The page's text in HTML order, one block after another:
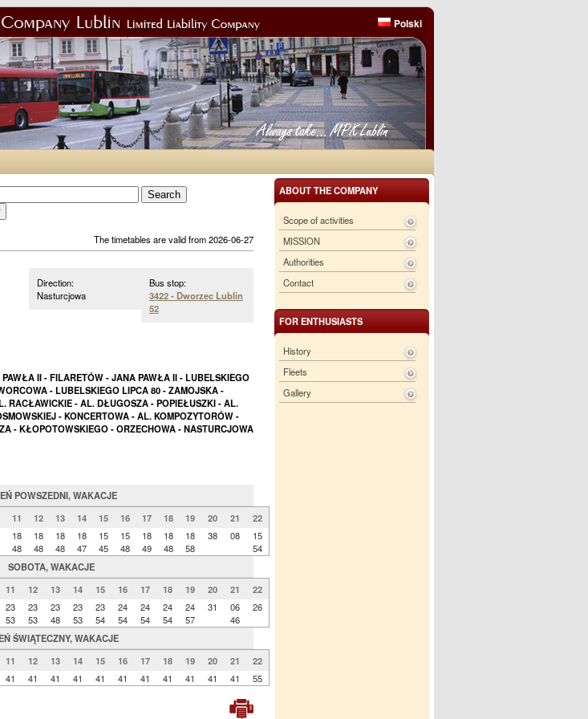
Polski
ABOUT THE COMPANY
Scope of activities
MISSION
Authorities
Contact
FOR ENTHUSIASTS
History
Fleets
Gallery
The timetables are valid from 2026-06-27
Bus stop:
3422 - Dworzec Lublin
52
Direction:
Nasturcjowa
II - FILARETÓW - JANA PAWŁA II - LUBELSKIEGO
- LUBELSKIEGO LIPCA 80 - ZAMOJSKA -
RACŁAWICKIE - AL. DŁUGOSZA - POPIEŁUSZKI - AL.
- KONCERTOWA - AL. KOMPOZYTORÓW -
- KŁOPOTOWSKIEGO - ORZECHOWA - NASTURCJOWA
POWSZEDNI, WAKACJE
11 12 13 14 15 16 17 18 19 20 21
22
18
48
18
48
18
48
18
47
15
45
15
48
18
49
18
48
18
58
38 08
15
54
SOBOTA, WAKACJE
11 12 13 14 15 16 17 18 19 20 21
22
23
53
23
53
23
48
23
53
23
54
24
54
24
54
24
54
24
57
31
06
46
26
ŚWIĄTECZNY, WAKACJE
11 12 13 14 15 16 17 18 19 20 21
22
41 41 41 41 41 41 41 41 41 41 41 55